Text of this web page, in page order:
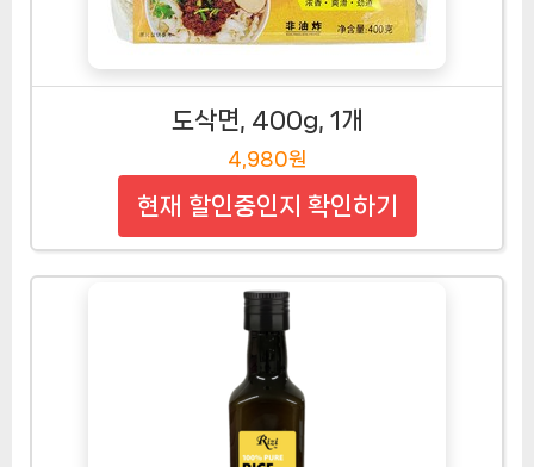
도삭면, 400g, 1개
4,980원
현재 할인중인지 확인하기